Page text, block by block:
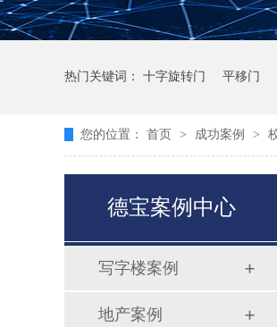
热门关键词： 十字旋转门 平移门
您的位置： 首页 > 成功案例 >
德宝案例中心
写字楼案例
地产案例